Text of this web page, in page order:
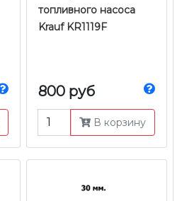
топливного насоса
Krauf KR1119F
800 руб
В корзину